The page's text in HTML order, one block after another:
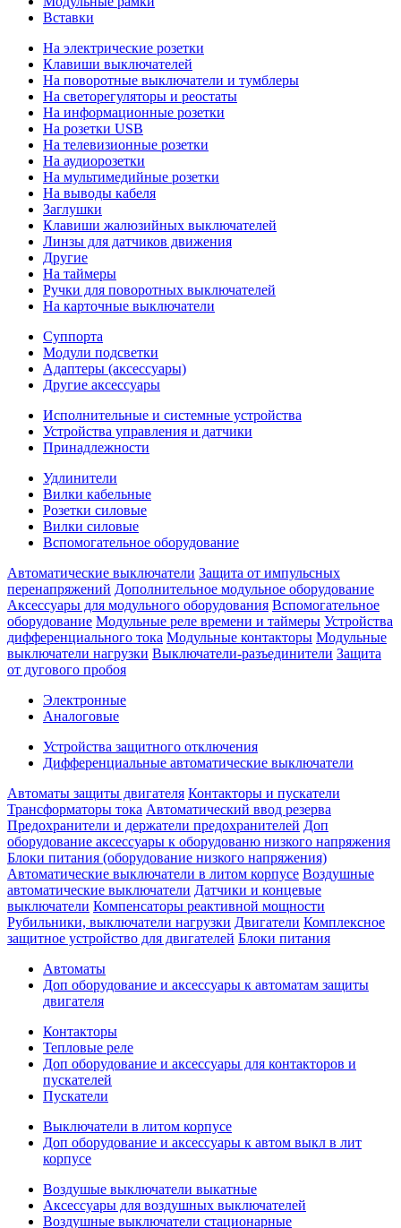
Вставки
На электрические розетки
Клавиши выключателей
На поворотные выключатели и тумблеры
На светорегуляторы и реостаты
На информационные розетки
На розетки USB
На телевизионные розетки
На аудиорозетки
На мультимедийные розетки
На выводы кабеля
Заглушки
Клавиши жалюзийных выключателей
Линзы для датчиков движения
Другие
На таймеры
Ручки для поворотных выключателей
На карточные выключатели
Суппорта
Модули подсветки
Адаптеры (аксессуары)
Другие аксессуары
Исполнительные и системные устройства
Устройства управления и датчики
Принадлежности
Удлинители
Вилки кабельные
Розетки силовые
Вилки силовые
Вспомогательное оборудование
Автоматические выключатели Защита от импульсных
перенапряжений Дополнительное модульное оборудование
Аксессуары для модульного оборудования Вспомогательное
оборудование Модульные реле времени и таймеры Устройства
дифференциального тока Модульные контакторы Модульные
выключатели нагрузки Выключатели-разъединители Защита
от дугового пробоя
Электронные
Аналоговые
Устройства защитного отключения
Дифференциальные автоматические выключатели
Автоматы защиты двигателя Контакторы и пускатели
Трансформаторы тока Автоматический ввод резерва
Предохранители и держатели предохранителей Доп
оборудование аксессуары к оборудованю низкого напряжения
Блоки питания (оборудование низкого напряжения)
Автоматические выключатели в литом корпусе Воздушные
автоматические выключатели Датчики и концевые
выключатели Компенсаторы реактивной мощности
Рубильники, выключатели нагрузки Двигатели Комплексное
защитное устройство для двигателей Блоки питания
Автоматы
Доп оборудование и аксессуары к автоматам защиты
двигателя
Контакторы
Тепловые реле
Доп оборудование и аксессуары для контакторов и
пускателей
Пускатели
Выключатели в литом корпусе
Доп оборудование и аксессуары к автом выкл в лит
корпусе
Воздушые выключатели выкатные
Аксессуары для воздушных выключателей
Воздушные выключатели стационарные